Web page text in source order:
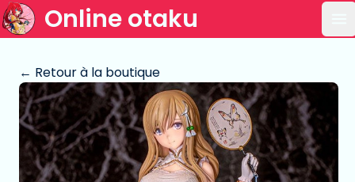
Online otaku
← Retour à la boutique